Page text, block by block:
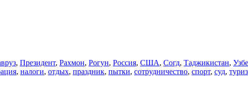
, Президент, Рахмон, Рогун, Россия, США, Согд, Таджикистан,
, налоги, отдых, праздник, пытки, сотрудничество, спорт, суд,